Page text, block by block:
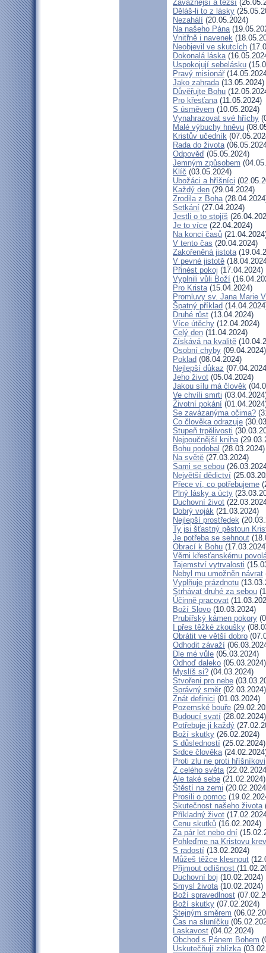
Závažnější a těžší
Děláš-li to z lásky
Nezahálí (20.05.2024)
Na našeho Pána
Vnitřně i navenek
Neobjevil ve skutcích
Dokonalá láska
Uspokojují sebelásku
Pravý misionář
Jako zahrada(13.05.2024)
Důvěřujte Bohu
Pro křesťana(11.05.2024)
S úsměvem (10.05.2024)
Vynahrazovat své hříchy
Malé výbuchy hněvu
Kristův učedník
Rada do života
Odpověď (05.05.2024)
Jemným způsobem
Klíč (03.05.2024)
Ubožáci a hříšníci
Každý den (29.04.2024)
Zrodila z Boha
Setkání (27.04.2024)
Jestli o to stojíš
Je to více (22.04.2024)
Na konci časů
V tento čas (20.04.2024)
Zakořeněná jistota
V pevné jistotě
Přinést pokoj (17.04.2024)
Vyplnili vůli Boží
Pro Krista(15.04.2024)
Promluvy sv. Jana Marie
Špatný příklad
Druhé růst (13.04.2024)
Více útěchy (12.04.2024)
Celý den (11.04.2024)
Získává na kvalitě
Osobní chyby (09.04.2024)
Poklad (08.04.2024)
Nejlepší důkaz
Jeho život (05.04.2024)
Jakou sílu má člověk
Ve chvíli smrti
Životní pokání
Se zavázanýma očima?
Co člověka odrazuje
Stupeň trpělivosti
Nejpoučnější kniha
Bohu podobal (28.03.2024)
Na světě (27.03.2024)
Sami se sebou
Největší dědictví
Přece ví, co potřebujeme
Plný lásky a úcty
Duchovní život
Dobrý voják (21.03.2024)
Nejlepší prostředek
Ty jsi šťastný pěstoun
Je potřeba se sehnout
Obrací k Bohu
Věrni křesťanskému
Tajemství vytrvalosti
Nebyl mu umožněn návrat
Vyplňuje prázdnotu
Strhávat druhé za sebou
Účinně pracovat
Boží Slovo (10.03.2024)
Prubířský kámen pokory
I přes těžké zkoušky
Obrátit ve větší dobro
Odhodit závaží
Dle mé vůle (05.03.2024)
Odhoď daleko (05.03.2024)
Myslíš si? (04.03.2024)
Stvořeni pro nebe
Správný směr (02.03.2024)
Znát definici (01.03.2024)
Pozemské bouře
Budoucí svatí (28.02.2024)
Potřebuje ji každý
Boží skutky (26.02.2024)
S důsledností (25.02.2024)
Srdce člověka
Proti zlu ne proti hříšníkovi
Z celého světa
Ale také sebe (21.02.2024)
Štěstí na zemi
Prosili o pomoc
Skutečnost našeho života
Příkladný život
Cenu skutků (16.02.2024)
Za pár let nebo dní
Pohleďme na Kristovu krev
S radostí (13.02.2024)
Můžeš těžce klesnout
Přijmout odlišnost
Duchovní boj (10.02.2024)
Smysl života(10.02.2024)
Boží spravedlnost
Boží skutky (07.02.2024)
Stejným směrem
Čas na sluníčku
Laskavost (04.02.2024)
Obchod s Pánem Bohem
Uskutečňují zblízka